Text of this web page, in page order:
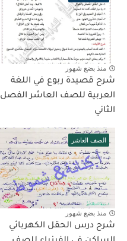
منذ بضع شهور
شرح قصيدة ربوع في اللغة
العربية للصف العاشر الفصل
الثاني
الصف العاشر
منذ بضع شهور
شرح درس الحقل الكهربائي